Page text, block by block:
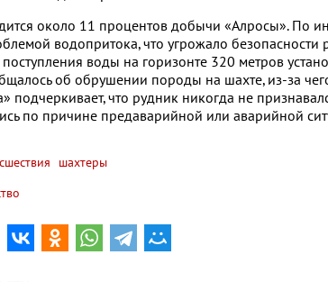
около 11 процентов добычи «Алросы». По
водопритока, что угрожало
воды на горизонте 320 метров
об обрушении породы на шахте, из-за
подчеркивает, что рудник никогда не
по причине предаварийной или аварийной
шахтеры